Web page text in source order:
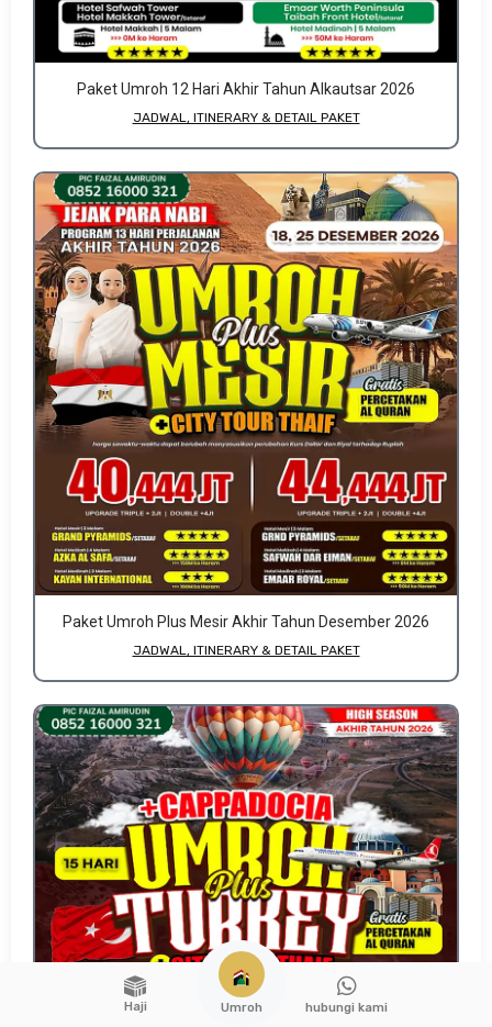
Paket Umroh 12 Hari Akhir Tahun Alkautsar 2026
JADWAL, ITINERARY & DETAIL PAKET
Paket Umroh Plus Mesir Akhir Tahun Desember 2026
JADWAL, ITINERARY & DETAIL PAKET
Haji Umroh hubungi kami